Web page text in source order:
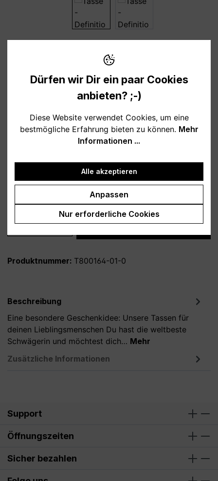
Preise inkl. MwSt. zzgl. Versandkosten
Verfügbar, Lieferzeit: 1-3 Tage
weiß
schwarz hellblau
rosa
türkis grau
dunkelblau
lila
Varianteauswählen
ohne Personalisierung
Produkt Anzahl: Gib den gewünschten
Produktnummer: T800164-01-0
Beschreibung
Eine besondere Geschenkidee: Unsere Tassen für
deinen Lieblingsmenschen Du hast die weltbeste
Schwägerin und möchtest dich… Mehr
Zusätzliche Informationen
Support
Öffnungszeiten
Sicher bezahlen
Dürfen wir Dir ein paar Cookies
anbieten? ;-)
Diese Website verwendet Cookies, um eine
bestmögliche Erfahrung bieten zu können. Mehr
Informationen ...
Alle akzeptieren
Anpassen
Nur erforderliche Cookies